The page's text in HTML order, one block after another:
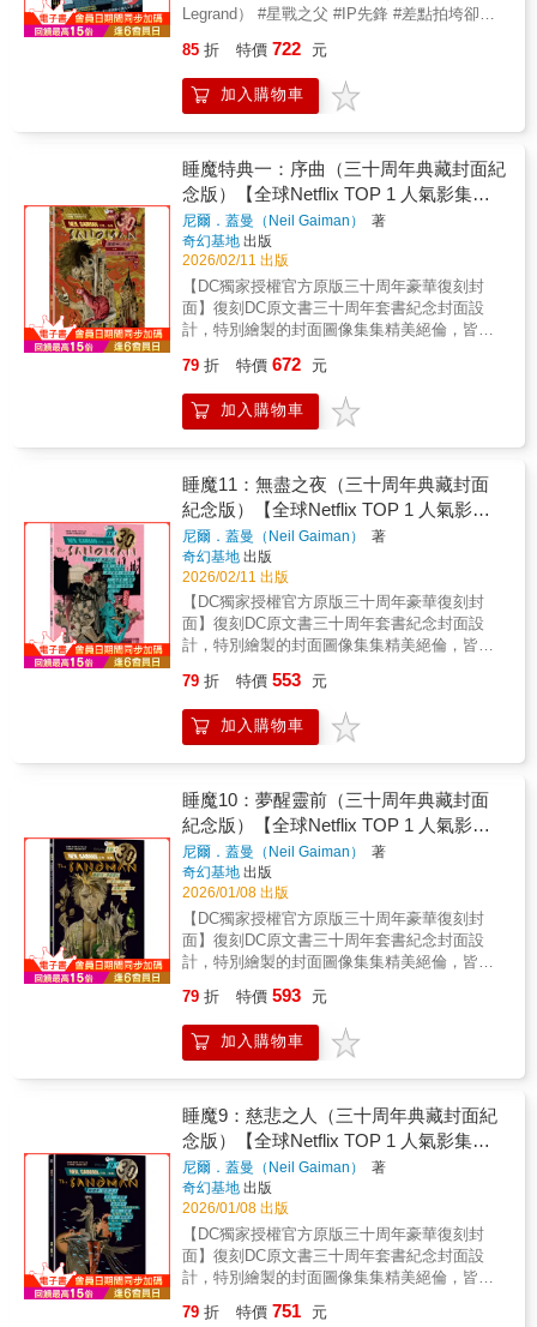
畫面語言如夢境般多姿多彩。——✴✴✴——
整個世代漫畫讀者的試金石，該系列最受歡迎
《睡魔》中獨挑大梁登場。所有系列中以這位
夢的長姊為主角的作品，都收錄在這本豪華合
輯之中。這本終極收藏版同時收錄音樂人多
莉．艾莫絲發人深省的導讀，以及以死亡為主
角的豪華圖集，由漫畫界眾多頂尖藝術家所繪
製。——✴✴✴——
誕生於奇幻文學大師尼爾．蓋曼筆下的「夢之
主」，是DC宇宙中強大而神祕的「無盡家族」
芬．金Blaze Wu （神幻系水墨插畫家）、方波
坡POPO （廢柴觀察室）、陳怡靜（漫畫記者/
《大人的漫畫社》主持人）、麥人杰（知名作
（中華科幻學會會長）——✴✴✴——作為尼
爾．蓋曼的成名作，《睡魔》以深邃絢麗、富
有詩意的筆調，講述了這位夢之主宰的傳奇。
它由數部獨立的篇章組成，所有故事又有着千
絲萬縷的聯繫。其架構宏大，跨越無限時空：
從遠古蠻荒到紐約街頭，從現實到幻境，無論
神鬼精怪、超級英雄還是庸碌一生的凡人，都
參與了這部悲喜劇的演出；而不同漫畫家的參
畫面語言如夢境般多姿多彩。——✴✴✴——
是蓋曼與享譽盛名的藝術家天野喜孝攜手合作
的結晶，他們在本書揭露了夢境之主令人魂牽
夢繫的新面貌。這則精工謄繪的古日本寓言結
合了文字與圖像，織紡出一則不朽傳說。一位
謙遜的年輕和尚與愛上他的狐妖受迫於黑暗的
預言，分別向夜夢神皇求助；神皇介入之下，
這段人與妖之間愛戀與奉獻的傳說從此步入永
恆，成為無盡家族領域的一部分。——✴✴✴
——
Legrand） #星戰之父 #IP先鋒 #差點拍垮卻改
的創作者 ★2024年「法雅客書店－法國國際廣
播電臺漫畫獎」（Prix BD Fnac France Inter）
★★法國新聞頻道電臺時事報導漫畫獎★★法
那麼，你就太相信原力了……故事才正要開
始！ 在第一部《星際大戰》上映後，年輕的喬
治・盧卡斯終於不再是當年那個被當作笑話看
待的怪咖、在談判桌上任人宰割的電影新人。
他一躍成為票房冠軍、身價暴漲至數百萬美
元，為了澈底擺脫好萊塢片廠的有毒體制，盧
卡斯不顧風險，押上所有身家，獨立籌資拍攝
《帝國大反擊》。然而這不但讓他成為電影公
司的頭號公敵，接二連三的拍片災難讓他差一
點把整個人生都賠掉。 《喬治．盧卡斯：星際
國大反擊》製作過程中的真實苦難，這段歷史
在《星際大戰》上映將近半世紀的今日，早已
被遺忘。悲劇、衝突與各種難以置信的意外不
彌爾的毀容車禍開始，到飾演莉亞公主的嘉
莉．費雪染上藥癮，劇本作家因病過世……正
式開拍後，挪威一百五十年來最冷的冬天讓道
具和膠卷全都報銷，棚內的假雪和沼澤泥土則
散發毒氣，水缸上的鏡子爆裂差一點全部插在
一絲不掛的馬克身上，好不容易回歸的副導演
離奇約翰．巴里驟逝，重重打擊所有人，死亡
氣息始終跟隨著《帝國大反擊》。 在外部，電
新聞，劇情一再外洩，內外夾擊讓盧卡斯簡直
不可能翻身。然而，這群打不倒的電影人在逆
境中創造一個又一個的經典奇蹟：尤達大師的
戲偶讓科幻片的體驗登上另一個層次、莉亞公
主和韓．索羅訣別一吻的臺詞來自哈里遜．福
特的靈光一現，前所未見的千年鷹號勇闖小行
星畫面裡含有大量馬鈴薯……最終，盧卡斯團
隊拍出一部今日被視為整個系列巔峰之作的電
影。 參考超過一百處文獻資料，作者群再次展
現從海量訪談、紀錄片、著作中，將喬治．盧
卡斯創造星際大戰系列的荊棘之路現場還原的
功力，這部節奏緊湊的圖像小說充滿各種幕後
揭露，包括演員們的真實生活、盧卡斯打造天
行者牧場的瘋狂夢想，也在一段如魔法般的插
曲中，看到《法櫃奇兵》（Indiana Jones）誕
生的故事。 這不只是「星際大戰」電影系列的
幕後花絮，更是一段關於1980年代美國影業的
真實記錄，科幻導演的熱情與困境，以及盧卡
大戰】系列最精彩的一部！許多世人所記得的
星際大戰經典時刻，全都發生在這一部電影當
中。無論是千年鷹在小行星群中躲避鈦戰機的
精彩空戰、雪地當中的巨大戰馬、絕地大師尤
達以原力舉起X戰機、天行者路克決戰達斯維德
的場面。 達斯維德與天行者路克的經典台詞：
「我是你父親！」、或是韓索羅與莉亞的台
詞：「我愛你！」「我知道」還有約翰威廉斯
譜寫出的「帝國進行曲」、「尤達主題」、
「莉亞與韓」的主題音樂。這些，全都發生在
85 折 特價 722 元
加入購物車
睡魔特典一：序曲（三十周年典藏封面紀
念版）【全球Netflix TOP 1 人氣影集同
名原作，奇幻文學大師尼爾‧蓋曼最知名
經典美漫代表作】
尼爾．蓋曼（Neil Gaiman）
著
奇幻基地 出版
2026/02/11 出版
【DC獨家授權官方原版三十周年豪華復刻封
面】復刻DC原文書三十周年套書紀念封面設
計，特別繪製的封面圖像集集精美絕倫，皆圍
外印製使用高級美術紙，白底透光，為墨重的
睡魔更凸顯亮麗色彩。——✴✴✴——榮獲雨果
奬、軌跡獎、世界奇幻獎、艾斯納獎風靡全球
史上最為暢銷、廣受好評的圖像作品之一，漫
畫領域中成熟、詩意幻想的標竿。DC宇宙神祕
又強大的「無盡家族」一員，「夢」將化為人
形，行走於凡人世界之中睡魔，一位身穿黑色
風衣、有著星辰般雙眼的憂鬱男子。他既非神
祇，也非魔鬼，更不是超級英雄，他是誕生於
奇幻文學大師尼爾．蓋曼筆下的「夢之主」，
是DC宇宙中強大而神祕的「無盡家族」一員。
♕榮獲雨果獎、軌跡獎、世界奇幻獎、艾斯納
獎、安古蘭漫畫節編劇獎等獎項——✴✴✴——
系水墨插畫家）、方波坡POPO （廢柴觀察
室）、陳怡靜（漫畫記者/《大人的漫畫社》主
持人）、麥人杰（知名作家）、龍貓大王通信
——✴✴✴——作為尼爾．蓋曼的成名作，《睡
魔》以深邃絢麗、富有詩意的筆調，講述了這
位夢之主宰的傳奇。它由數部獨立的篇章組
成，所有故事又有着千絲萬縷的聯繫。其架構
宏大，跨越無限時空：從遠古蠻荒到紐約街
頭，從現實到幻境，無論神鬼精怪、超級英雄
還是庸碌一生的凡人，都參與了這部悲喜劇的
演出；而不同漫畫家的參與，更使《睡魔》充
姿多彩。——✴✴✴——【故事介紹】《睡魔特
典一：序曲》本集讓蓋曼筆下引人入勝的睡魔
史詩成為一個完整的圓環，既是深具開創性的
《睡魔》系列連載的序幕，也是故事的最終樂
章。備受讚譽的藝術家 J．H．威廉斯三世以瑰
麗絕美的畫面，引領讀者踏上夢之王驚心動魄
的旅程。夢之王將橫越宇宙，更進入超脫時空
的領域，只為完成一項攸關寰宇前程的任務
——阻止現實全盤崩解。——✴✴✴——
79 折 特價 672 元
加入購物車
睡魔11：無盡之夜（三十周年典藏封面
紀念版）【全球Netflix TOP 1 人氣影集
同名原作，奇幻文學大師尼爾‧蓋曼最知
名經典美漫代表作】
尼爾．蓋曼（Neil Gaiman）
著
奇幻基地 出版
2026/02/11 出版
【DC獨家授權官方原版三十周年豪華復刻封
面】復刻DC原文書三十周年套書紀念封面設
計，特別繪製的封面圖像集集精美絕倫，皆圍
外印製使用高級美術紙，白底透光，為墨重的
睡魔更凸顯亮麗色彩。——✴✴✴——榮獲雨果
奬、軌跡獎、世界奇幻獎、艾斯納獎風靡全球
史上最為暢銷、廣受好評的圖像作品之一，漫
畫領域中成熟、詩意幻想的標竿。DC宇宙神祕
又強大的「無盡家族」一員，「夢」將化為人
形，行走於凡人世界之中睡魔，一位身穿黑色
風衣、有著星辰般雙眼的憂鬱男子。他既非神
祇，也非魔鬼，更不是超級英雄，他是誕生於
奇幻文學大師尼爾．蓋曼筆下的「夢之主」，
是DC宇宙中強大而神祕的「無盡家族」一員。
♕榮獲雨果獎、軌跡獎、世界奇幻獎、艾斯納
獎、安古蘭漫畫節編劇獎等獎項——✴✴✴——
系水墨插畫家）、方波坡POPO （廢柴觀察
室）、陳怡靜（漫畫記者/《大人的漫畫社》主
持人）、麥人杰（知名作家）、龍貓大王通信
——✴✴✴——作為尼爾．蓋曼的成名作，《睡
魔》以深邃絢麗、富有詩意的筆調，講述了這
位夢之主宰的傳奇。它由數部獨立的篇章組
成，所有故事又有着千絲萬縷的聯繫。其架構
宏大，跨越無限時空：從遠古蠻荒到紐約街
頭，從現實到幻境，無論神鬼精怪、超級英雄
還是庸碌一生的凡人，都參與了這部悲喜劇的
演出；而不同漫畫家的參與，更使《睡魔》充
姿多彩。——✴✴✴——【故事介紹】《睡魔
79 折 特價 553 元
加入購物車
睡魔10：夢醒靈前（三十周年典藏封面
紀念版）【全球Netflix TOP 1 人氣影集
同名原作，奇幻文學大師尼爾‧蓋曼最知
名經典美漫代表作】
尼爾．蓋曼（Neil Gaiman）
著
奇幻基地 出版
2026/01/08 出版
【DC獨家授權官方原版三十周年豪華復刻封
面】復刻DC原文書三十周年套書紀念封面設
計，特別繪製的封面圖像集集精美絕倫，皆圍
外印製使用高級美術紙，白底透光，為墨重的
睡魔更凸顯亮麗色彩。——✴✴✴——榮獲雨果
奬、軌跡獎、世界奇幻獎、艾斯納獎風靡全球
史上最為暢銷、廣受好評的圖像作品之一，漫
畫領域中成熟、詩意幻想的標竿。DC宇宙神祕
又強大的「無盡家族」一員，「夢」將化為人
形，行走於凡人世界之中睡魔，一位身穿黑色
風衣、有著星辰般雙眼的憂鬱男子。他既非神
祇，也非魔鬼，更不是超級英雄，他是誕生於
奇幻文學大師尼爾．蓋曼筆下的「夢之主」，
是DC宇宙中強大而神祕的「無盡家族」一員。
♕榮獲雨果獎、軌跡獎、世界奇幻獎、艾斯納
獎、安古蘭漫畫節編劇獎等獎項——✴✴✴——
79 折 特價 593 元
加入購物車
睡魔9：慈悲之人（三十周年典藏封面紀
念版）【全球Netflix TOP 1 人氣影集同
名原作，奇幻文學大師尼爾‧蓋曼最知名
經典美漫代表作】
尼爾．蓋曼（Neil Gaiman）
著
奇幻基地 出版
2026/01/08 出版
【DC獨家授權官方原版三十周年豪華復刻封
面】復刻DC原文書三十周年套書紀念封面設
計，特別繪製的封面圖像集集精美絕倫，皆圍
外印製使用高級美術紙，白底透光，為墨重的
79 折 特價 751 元